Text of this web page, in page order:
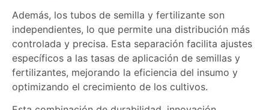
Además, los tubos de semilla y fertilizante son
independientes, lo que permite una distribución más
controlada y precisa. Esta separación facilita ajustes
específicos a las tasas de aplicación de semillas y
fertilizantes, mejorando la eficiencia del insumo y
optimizando el crecimiento de los cultivos.